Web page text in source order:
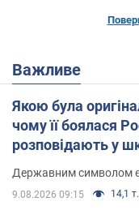
Важливе
Якою була
чому її боялася
розповідають у
Державним символом є
9.08.2026 09:15 14,1 т.